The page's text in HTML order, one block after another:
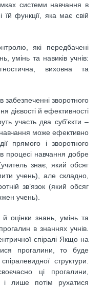
системи навчання в
їй функції, яка має свій
які передбачені
умінь та навиків учнів:
виховна та
забезпеченні зворотного
дієвості й ефективності
участь два суб’єкти –
може ефективно
прямого і зворотного
в процесі навчання добре
знає, який обсяг
учень), але складно,
зв’язок (який обсяг
учень).
оцінки знань, умінь та
в знаннях учнів.
спіралі Якщо на
прогалини, то буде
структури.
ці прогалини,
лише потім рухатися